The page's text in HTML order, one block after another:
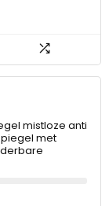
mistloze anti
met